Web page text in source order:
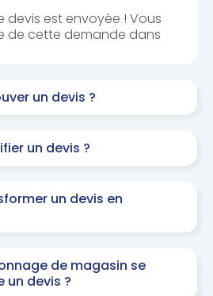
est envoyée ! Vous
de cette demande dans
un devis ?
un devis ?
un devis en
de magasin se
un devis ?